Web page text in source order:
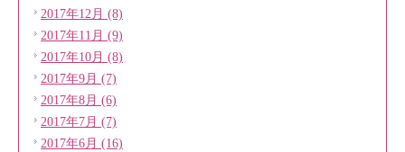
2017年12月 (8)
2017年11月 (9)
2017年10月 (8)
2017年9月 (7)
2017年8月 (6)
2017年7月 (7)
2017年6月 (16)